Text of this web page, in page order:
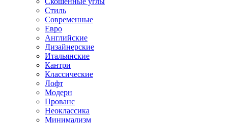
Стиль
Современные
Евро
Английские
Дизайнерские
Итальянские
Кантри
Классические
Лофт
Модерн
Прованс
Неоклассика
Минимализм